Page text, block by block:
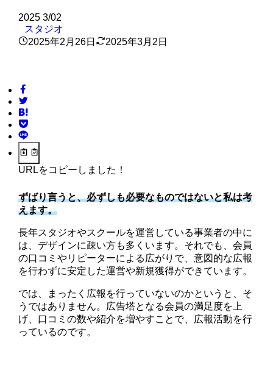
2025 3/02
スタジオ
2025年2月26日
2025年3月2日
URLをコピーしました！
ずばり言うと、必ずしも必要なものではないと私は考
えます。
長年スタジオやスクールを運営している事業者の中に
は、デザインに疎い方も多くいます。それでも、会員
の口コミやリピーターによる広がりで、意図的な広報
を行わずに安定した運営や新規獲得ができています。
では、まったく広報を行っていないのかというと、そ
うではありません。広告塔となる会員の満足度を上
げ、口コミの数や紹介を増やすことで、広報活動を行
っているのです。